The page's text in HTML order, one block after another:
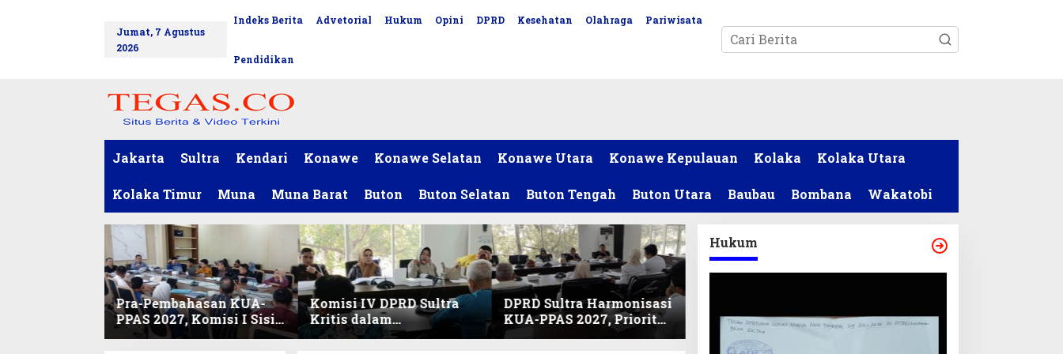
Jumat, 7 Agustus
2026
Indeks Berita Advetorial Hukum Opini DPRD Kesehatan Olahraga Pariwisata
Pendidikan
Jakarta Sultra Kendari Konawe Konawe Selatan Konawe Utara Konawe Kepulauan Kolaka Kolaka Utara
Kolaka Timur Muna Muna Barat Buton Buton Selatan Buton Tengah Buton Utara Baubau Bombana Wakatobi
Pra-Pembahasan KUA-
PPAS 2027, Komisi I Sisir
Program Prioritas
Komisi IV DPRD Sultra
Kritis dalam
Harmonisasi KUA-PPAS
DPRD Sultra Harmonisasi
KUA-PPAS 2027, Prioritas
Pendidikan, Kebudayaan,
Hukum